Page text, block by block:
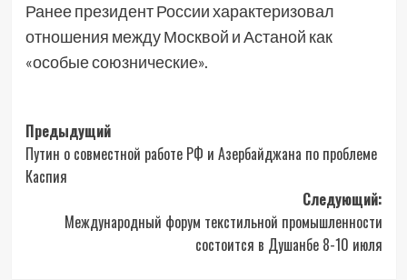
Ранее президент России характеризовал
отношения между Москвой и Астаной как
«особые союзнические».
Навигация
записи
Предыдущий
Путин о совместной работе РФ и Азербайджана по проблеме
Каспия
Следующий:
Международный форум текстильной промышленности
состоится в Душанбе 8-10 июля